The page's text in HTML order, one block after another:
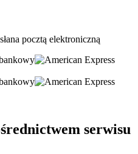
pocztą elektroniczną
serwisu